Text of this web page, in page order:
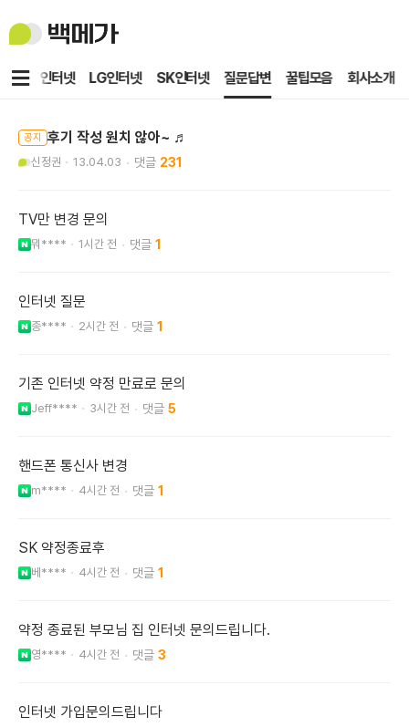
백
메
KT인터넷 LG인터넷 SK인터넷 질문답변 꿀팁모음 회사소개
메
공지 후기 작성 원치 않아~ ♬
신정권 13.04.03 231
TV만 변경 문의
뭐**** 1시간 전 1
인터넷 질문
종**** 2시간 전 1
기존 인터넷 약정 만료로 문의
Jeff**** 3시간 전 5
핸드폰 통신사 변경
m**** 4시간 전 1
SK 약정종료후
베**** 4시간 전 1
약정 종료된 부모님 집 인터넷 문의드립니다.
영**** 4시간 전 3
인터넷 가입문의드립니다